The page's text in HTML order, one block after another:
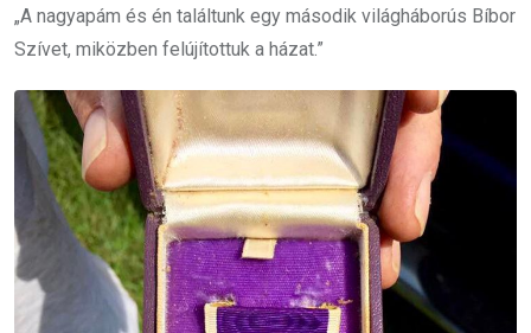
„A nagyapám és én találtunk egy második világháborús Bíbor
Szívet, miközben felújítottuk a házat.”